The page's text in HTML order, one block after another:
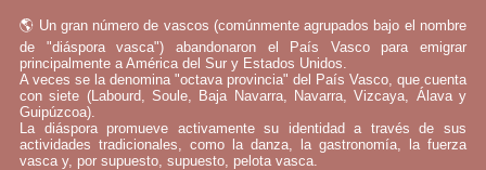
🌎 Un gran número de vascos (comúnmente agrupados bajo el nombre
de "diáspora vasca") abandonaron el País Vasco para emigrar
principalmente a América del Sur y Estados Unidos.
A veces se la denomina "octava provincia" del País Vasco, que cuenta
con siete (Labourd, Soule, Baja Navarra, Navarra, Vizcaya, Álava y
Guipúzcoa).
La diáspora promueve activamente su identidad a través de sus
actividades tradicionales, como la danza, la gastronomía, la fuerza
vasca y, por supuesto, supuesto, pelota vasca.